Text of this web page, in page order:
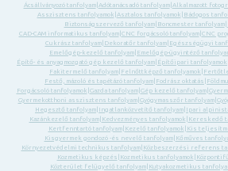
Ácsállványozó tanfolyam| Adótanácsadó tanfolyam| Alkalmazott
Asszisztens tanfolyamok Asztalos tanfolyamok Bádogos
Biztonságszervező tanfolyam| Boncmester tanfolyam|
CAD-CAM informatikus tanfolyam| CNC forgácsoló tanfolyam| CNC
Cukrász tanfolyam| Dekoratőr tanfolyam| Egészségügyi
Emelőgép-kezelő tanfolyam Emelőgép-ügyintéző
Építő- és anyagmozgató gép kezelő tanfolyam Építőipari tanfolyamok
Fakitermelő tanfolyam Felnőttképző tanfolyamok
Festő, mázoló és tapétázó tanfolyam Fodrász oktatás
Forgácsoló tanfolyamok Gazda tanfolyam| Gép kezelő tanfolyam|
Gyermekotthoni asszisztens tanfolyam| Gyógymasszőr tanfolyam|
Hegesztő tanfolyam Ingatlanközvetítő tanfolyam Ipari
Kazánkezelő tanfolyam| Kedvezményes tanfolyamok Kereskedő
Kertfenntartó tanfolyam| Kezelő tanfolyamok Kis
Kisgyermek gondozó -és nevelő tanfolyam| Kőműves
Környezetvédelmi technikus tanfolyam| Közbeszerzési referens
Kozmetikus képzés Kozmetikus tanfolyamok
Közterület felügyelő tanfolyam Kutyakozmetikus